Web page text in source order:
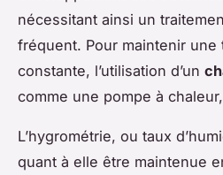
nécessitant ainsi un
fréquent. Pour maintenir une
constante, l’utilisation d’un
comme une pompe à
L’hygrométrie, ou taux
quant à elle être maintenue